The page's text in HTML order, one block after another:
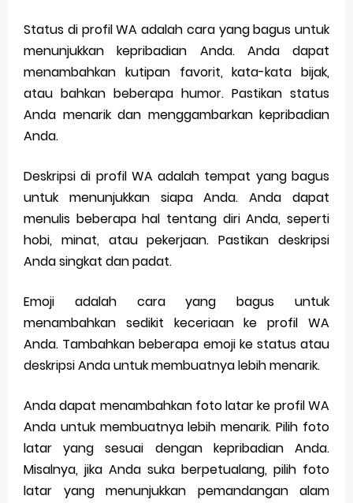
Status di profil WA adalah cara yang bagus untuk
menunjukkan kepribadian Anda. Anda dapat
menambahkan kutipan favorit, kata-kata bijak,
atau bahkan beberapa humor. Pastikan status
Anda menarik dan menggambarkan kepribadian
Anda.
Deskripsi di profil WA adalah tempat yang bagus
untuk menunjukkan siapa Anda. Anda dapat
menulis beberapa hal tentang diri Anda, seperti
hobi, minat, atau pekerjaan. Pastikan deskripsi
Anda singkat dan padat.
Emoji adalah cara yang bagus untuk
menambahkan sedikit keceriaan ke profil WA
Anda. Tambahkan beberapa emoji ke status atau
deskripsi Anda untuk membuatnya lebih menarik.
Anda dapat menambahkan foto latar ke profil WA
Anda untuk membuatnya lebih menarik. Pilih foto
latar yang sesuai dengan kepribadian Anda.
Misalnya, jika Anda suka berpetualang, pilih foto
latar yang menunjukkan pemandangan alam